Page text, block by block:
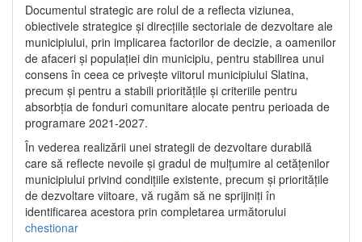
Documentul strategic are rolul de a reflecta viziunea,
obiectivele strategice și direcțiile sectoriale de dezvoltare ale
municipiului, prin implicarea factorilor de decizie, a oamenilor
de afaceri și populației din municipiu, pentru stabilirea unui
consens în ceea ce privește viitorul municipiului Slatina,
precum și pentru a stabili prioritățile și criteriile pentru
absorbția de fonduri comunitare alocate pentru perioada de
programare 2021-2027.
În vederea realizării unei strategii de dezvoltare durabilă
care să reflecte nevoile și gradul de mulțumire al cetățenilor
municipiului privind condițiile existente, precum și prioritățile
de dezvoltare viitoare, vă rugăm să ne sprijiniți în
identificarea acestora prin completarea următorului
chestionar